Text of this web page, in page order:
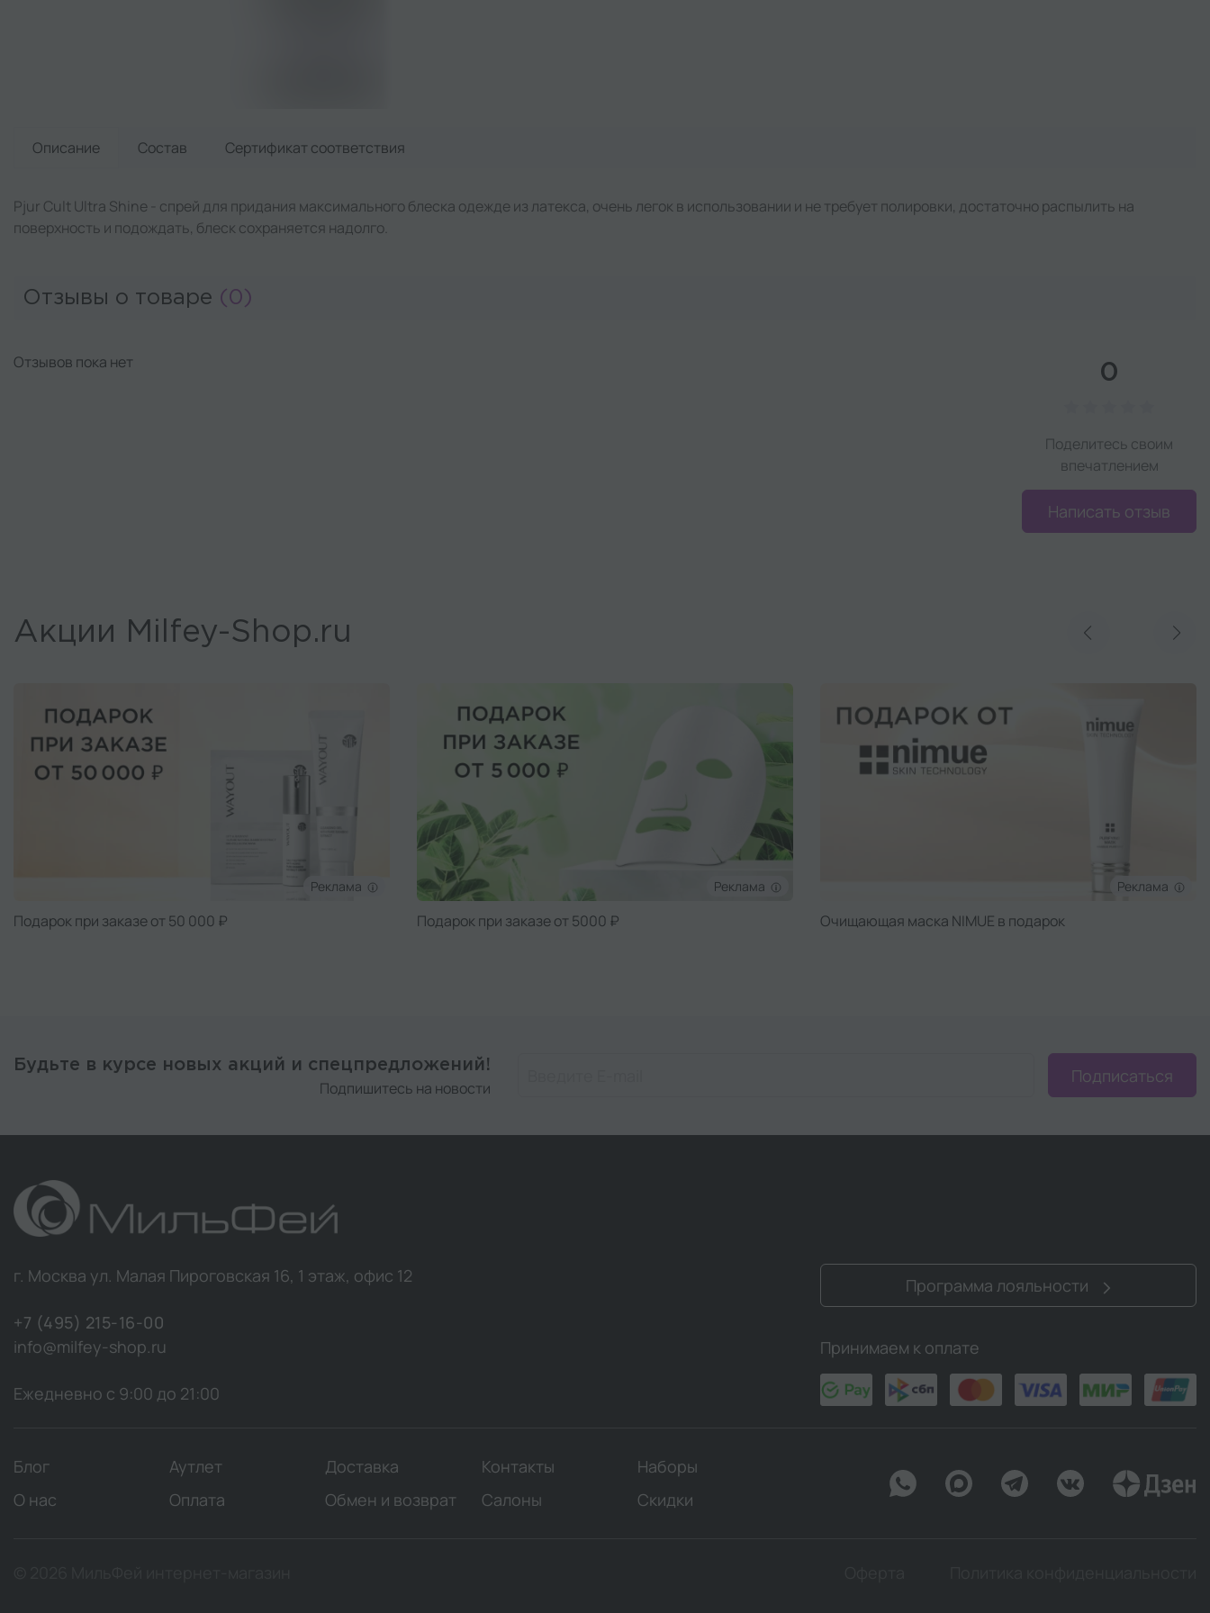
Описание Состав Сертификат соответствия
Pjur Cult Ultra Shine - спрей для придания максимального блеска одежде из латекса, очень легок в использовании и не требует полировки, достаточно распылить на
поверхность и подождать, блеск сохраняется надолго.
Отзывы о товаре (0)
0
Поделитесь своим
впечатлением
Написать отзыв
Отзывов пока нет
Акции Milfey-Shop.ru
Реклама
Подарок при заказе от 50 000 ₽
Реклама
Подарок при заказе от 5000 ₽
Реклама
Очищающая маска NIMUE в подарок
Будьте в курсе новых акций и спецпредложений!
Подпишитесь на новости
Подписаться
г. Москва ул. Малая Пироговская 16, 1 этаж, офис 12
+7 (495) 215-16-00
info@milfey-shop.ru
Ежедневно с 9:00 до 21:00
Программа лояльности
Принимаем к оплате
Блог Аутлет Доставка Контакты
Наборы
О нас
Оплата Обмен и возврат Салоны Скидки